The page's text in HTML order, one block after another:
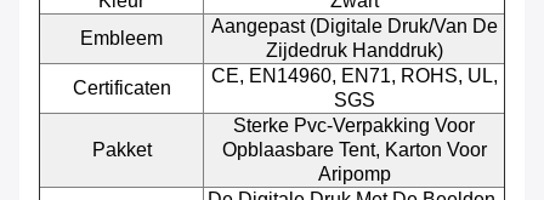
Embleem
Aangepast (Digitale Druk/van De
Zijdedruk Handdruk)
Certificaten
CE, EN14960, EN71, ROHS, UL,
SGS
Pakket
Sterke Pvc-Verpakking Voor
Opblaasbare Tent, Karton Voor
Aripomp